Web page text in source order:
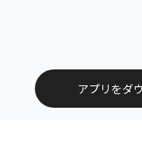
アプリをダ